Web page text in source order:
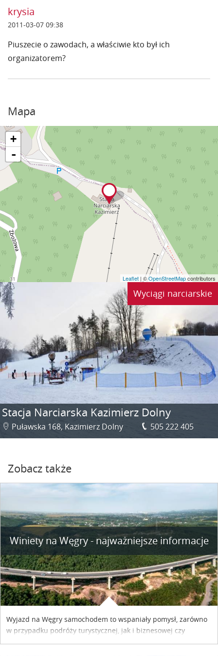
krysia
2011-03-07 09:38
Piuszecie o zawodach, a właściwie kto był ich
organizatorem?
Mapa
+
-
Leaflet | ©OpenStreetMapcontributors
Wyciągi narciarskie
Stacja Narciarska Kazimierz Dolny
Puławska 168, Kazimierz Dolny 505 222 405
Zobacz także
Winiety na Węgry - najważniejsze informacje
Wyjazd na Węgry samochodem to wspaniały pomysł, zarówno
w przypadku podróży turystycznej, jak i biznesowej czy
służbowej. Pamiętać tylko trzeba o wykupieniu winiety, co